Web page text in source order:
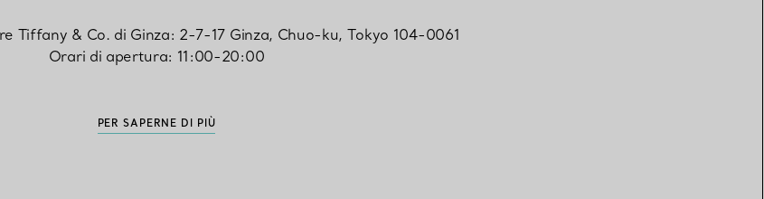
Tiffany & Co. di Ginza: 2-7-17 Ginza, Chuo-ku, Tokyo 104-0061
Orari di apertura: 11:00-20:00
PER SAPERNE DI PIÙ